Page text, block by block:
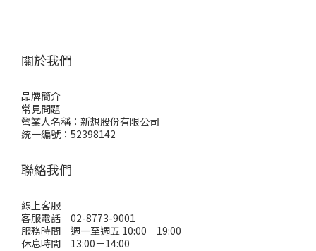
關於我們
品牌簡介
常見問題
營業人名稱：新想股份有限公司
統一編號：52398142
聯絡我們
線上客服
客服電話｜02-8773-9001
服務時間｜週一至週五 10:00－19:00
休息時間｜13:00－14:00